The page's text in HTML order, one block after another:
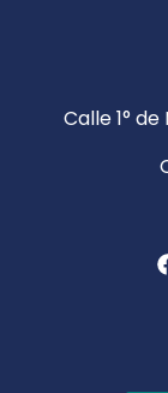
Calle 1°